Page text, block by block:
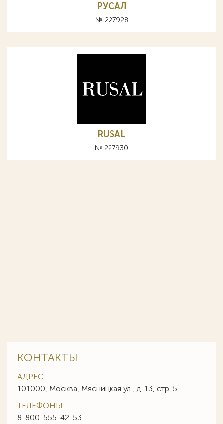
РУСАЛ
№ 227928
RUSAL
№ 227930
КОНТАКТЫ
АДРЕС
101000, Москва, Мясницкая ул., д. 13, стр. 5
ТЕЛЕФОНЫ
8-800-555-42-53